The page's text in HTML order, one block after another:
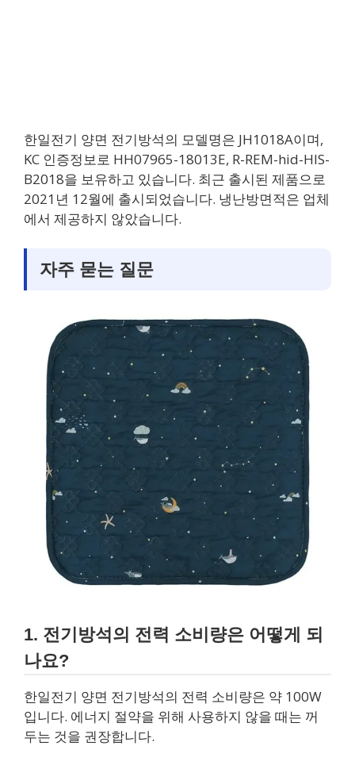
한일전기 양면 전기방석의 모델명은 JH1018A이며,
KC 인증정보로 HH07965-18013E, R-REM-hid-HIS-
B2018을 보유하고 있습니다. 최근 출시된 제품으로
2021년 12월에 출시되었습니다. 냉난방면적은 업체
에서 제공하지 않았습니다.
자주 묻는 질문
1. 전기방석의 전력 소비량은 어떻게 되
나요?
한일전기 양면 전기방석의 전력 소비량은 약 100W
입니다. 에너지 절약을 위해 사용하지 않을 때는 꺼
두는 것을 권장합니다.